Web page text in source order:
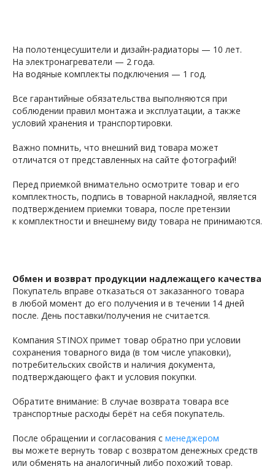
На полотенцесушители и дизайн-радиаторы — 10 лет.
На электронагреватели — 2 года.
На водяные комплекты подключения — 1 год.
Все гарантийные обязательства выполняются при
соблюдении правил монтажа и эксплуатации, а также
условий хранения и транспортировки.
Важно помнить, что внешний вид товара может
отличатся от представленных на сайте фотографий!
Перед приемкой внимательно осмотрите товар и его
комплектность, подпись в товарной накладной, является
подтверждением приемки товара, после претензии
к комплектности и внешнему виду товара не принимаются.
Обмен и возврат продукции надлежащего качества
Покупатель вправе отказаться от заказанного товара
в любой момент до его получения и в течении 14 дней
после. День поставки/получения не считается.
Компания STINOX примет товар обратно при условии
сохранения товарного вида (в том числе упаковки),
потребительских свойств и наличия документа,
подтверждающего факт и условия покупки.
Обратите внимание: В случае возврата товара все
транспортные расходы берёт на себя покупатель.
После обращении и согласования с менеджером
вы можете вернуть товар с возвратом денежных средств
или обменять на аналогичный либо похожий товар.